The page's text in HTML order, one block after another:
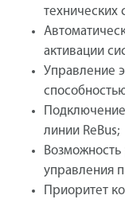
технических
активации
Управление
линии ReBus;
Возможность
управления
Приоритет